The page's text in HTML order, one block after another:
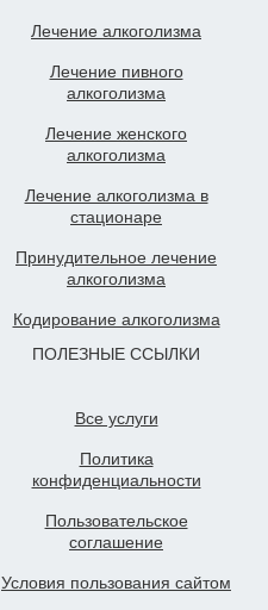
Лечение алкоголизма
Лечение пивного
алкоголизма
Лечение женского
алкоголизма
Лечение алкоголизма в
стационаре
Принудительное лечение
алкоголизма
Кодирование алкоголизма
ПОЛЕЗНЫЕ ССЫЛКИ
Все услуги
Политика
конфиденциальности
Пользовательское
cоглашение
Условия пользования сайтом